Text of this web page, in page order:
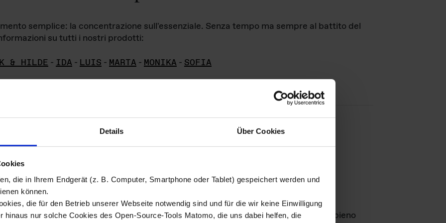
Details Über Cookies
die in Ihrem Endgerät (z. B. Computer, Smartphone oder Tablet) gespeichert werden und
können.
die für den Betrieb unserer Webseite notwendig sind und für die wir keine Einwilligung
hinaus nur solche Cookies des Open-Source-Tools Matomo, die uns dabei helfen, die
semplice: la concentrazione sull'essenziale. Senza tempo ma sempre al battito del
su tutti i nostri prodotti:
& HILDE - IDA - LUIS - MARTA - MONIKA - SOFIA
di immagini
materiale fotografico sono detenuti daDas ganze LebenGmbH e rimangono in pieno